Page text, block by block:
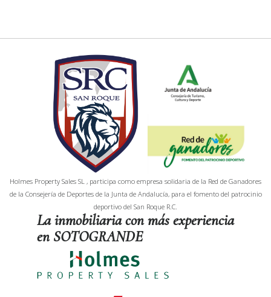
La inmobiliaria con más experiencia
en SOTOGRANDE
Holmes Property Sales SL , participa como empresa solidaria de la Red de Ganadores
de la Consejería de Deportes de la Junta de Andalucía, para el fomento del patrocinio
deportivo del San Roque R.C.